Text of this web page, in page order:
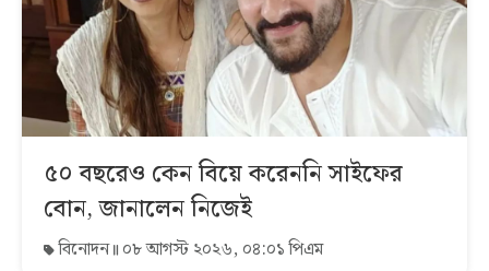
৫০ বছরেও কেন বিয়ে করেননি সাইফের
বোন, জানালেন নিজেই
বিনোদন ০৮ আগস্ট ২০২৬, ০৪:০১ পিএম